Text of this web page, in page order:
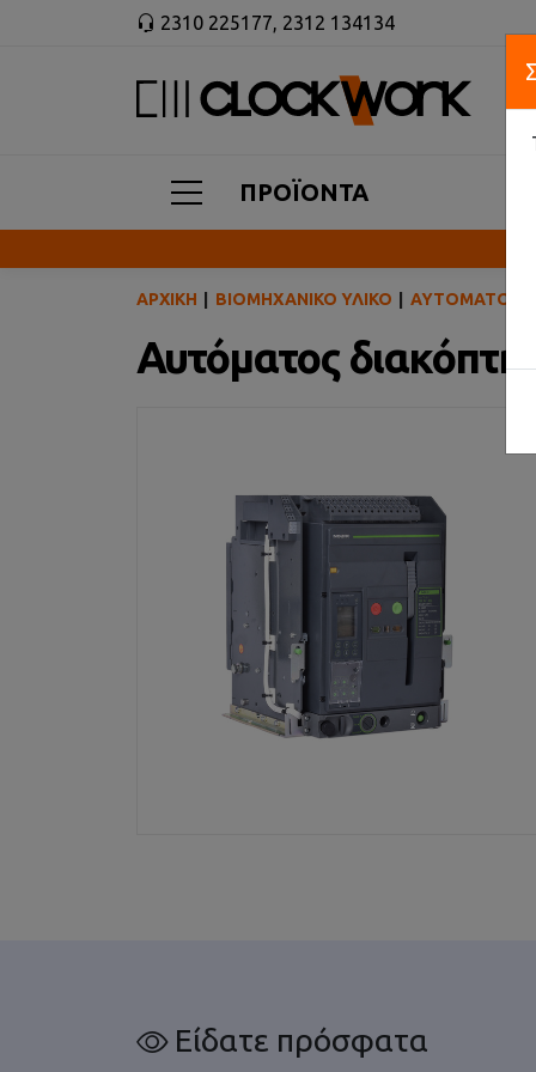
2310 225177, 2312 134134
ΠΡΟΪΟΝΤΑ
ΑΡΧΙΚΉ ΒΙΟΜΗΧΑΝΙΚΌ ΥΛΙΚΌ ΑΥΤΌΜΑΤΟΙ
Αυτόματος
Είδατε πρόσφατα